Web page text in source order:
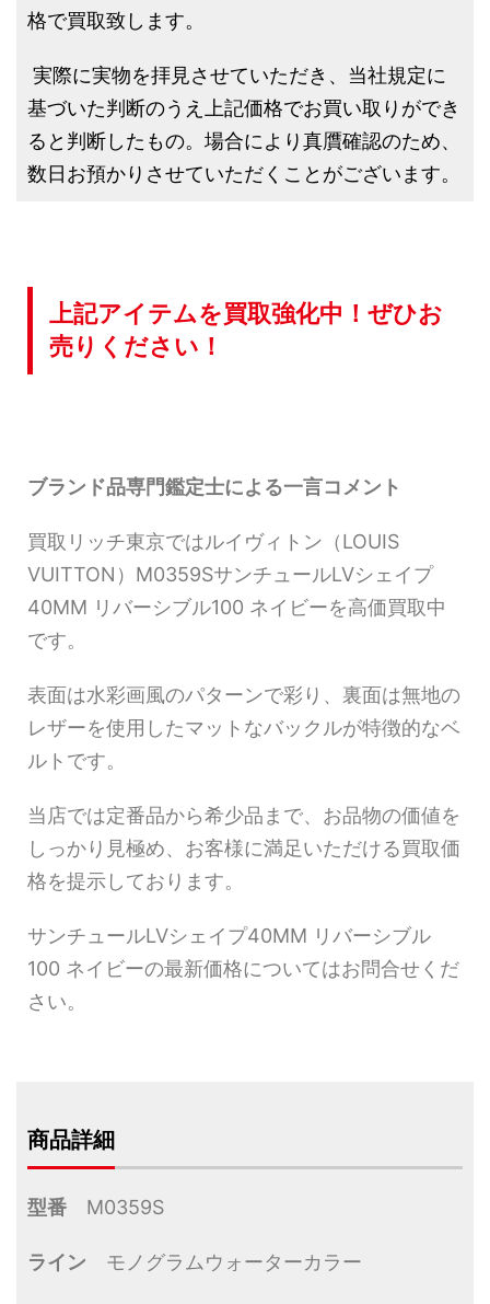
格で買取致します。
実際に実物を拝見させていただき、当社規定に
基づいた判断のうえ上記価格でお買い取りができ
ると判断したもの。場合により真贋確認のため、
数日お預かりさせていただくことがございます。
上記アイテムを買取強化中！ぜひお
売りください！
ブランド品専門鑑定士による一言コメント
買取リッチ東京ではルイヴィトン（LOUIS
VUITTON）M0359SサンチュールLVシェイプ
40MM リバーシブル100 ネイビーを高価買取中
です。
表面は水彩画風のパターンで彩り、裏面は無地の
レザーを使用したマットなバックルが特徴的なベ
ルトです。
当店では定番品から希少品まで、お品物の価値を
しっかり見極め、お客様に満足いただける買取価
格を提示しております。
サンチュールLVシェイプ40MM リバーシブル
100 ネイビーの最新価格についてはお問合せくだ
さい。
商品詳細
型番 M0359S
ライン モノグラムウォーターカラー